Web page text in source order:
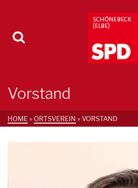
Vorstand
HOME»ORTSVEREIN »VORSTAND